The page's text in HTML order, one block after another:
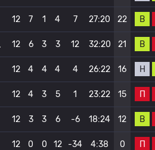
12 7 1 4 7 27:20 22 В
12 6 3 3 12 32:20 21 В
12 4 4 4 4 26:22 16 Н
12 4 3 5 1 23:22 15 П
12 3 3 6 -6 18:24 12 В
12 0 0 12 -34 4:38 0 П